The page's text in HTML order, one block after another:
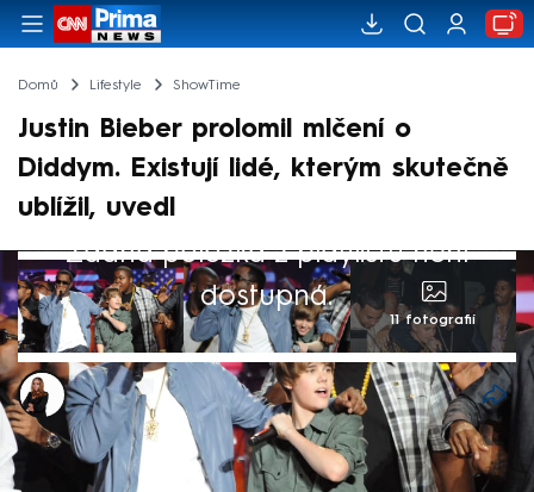
Domů Lifestyle ShowTime
Justin Bieber prolomil mlčení o
Diddym. Existují lidé, kterým skutečně
ublížil, uvedl
Žádná položka z playlistu není
dostupná.
11 fotografií
Michaela Bartošová
16. kvě 2025, 10:57
Zpěvák Justin Bieber prolomil mlčení